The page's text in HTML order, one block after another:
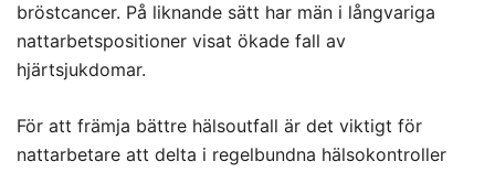
bröstcancer. På liknande sätt har män i långvariga
nattarbetspositioner visat ökade fall av
hjärtsjukdomar.
För att främja bättre hälsoutfall är det viktigt för
nattarbetare att delta i regelbundna hälsokontroller